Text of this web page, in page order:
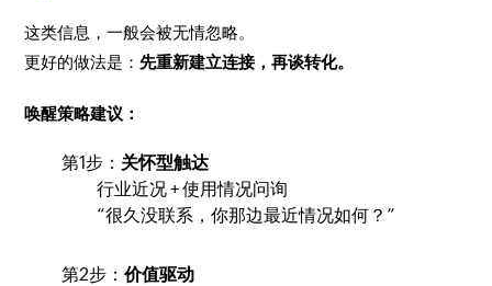
这类信息，一般会被无情忽略。
更好的做法是：先重新建立连接，再谈转化。
唤醒策略建议：
第1步： 关怀型触达
行业近况 + 使用情况问询
“很久没联系，你那边最近情况如何？”
第2步：价值驱动